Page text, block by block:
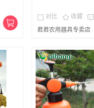
对比  收藏 
君君农用器具专卖店